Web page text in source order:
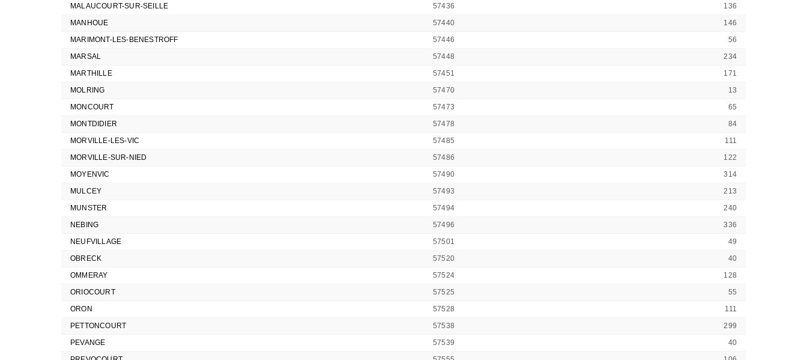
MALAUCOURT-SUR-SEILLE
57436
136
MANHOUE
57440
146
MARIMONT-LES-BENESTROFF
57446
56
MARSAL
57448
234
MARTHILLE
57451
171
MOLRING
57470
13
MONCOURT
57473
65
MONTDIDIER
57478
84
MORVILLE-LES-VIC
57485
111
MORVILLE-SUR-NIED
57486
122
MOYENVIC
57490
314
MULCEY
57493
213
MUNSTER
57494
240
NEBING
57496
336
NEUFVILLAGE
57501
49
OBRECK
57520
40
OMMERAY
57524
128
ORIOCOURT
57525
55
ORON
57528
111
PETTONCOURT
57538
299
PEVANGE
57539
40